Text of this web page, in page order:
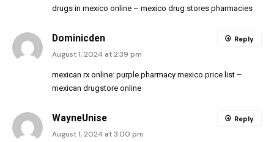
drugs in mexico online – mexico drug stores pharmacies
Dominicden
August 1, 2024 at 2:39 pm
mexican rx online: purple pharmacy mexico price list –
mexican drugstore online
Reply
WayneUnise
August 1, 2024 at 3:00 pm
Reply